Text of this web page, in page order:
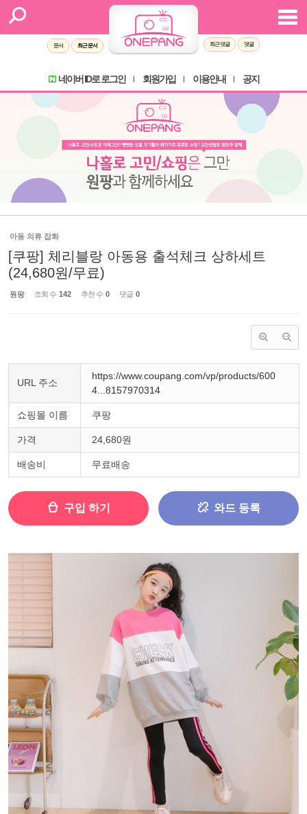
문서 최근 문서 최근 댓글 댓글
네이버 ID로 로그인 회원가입 이용안내 공지
아동 의류 잡화
[쿠팡] 체리블랑 아동용 출석체크 상하세트
(24,680원/무료)
원팡 조회 수 142 추천 수 0 댓글 0
URL 주소
https://www.coupang.com/vp/products/600
4...8157970314
쇼핑몰 이름 쿠팡
가격 24,680원
배송비 무료배송
구입 하기 와드 등록